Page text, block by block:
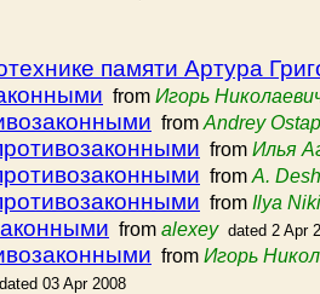
памяти Артура
from Игорь
from Andrey
from Илья
from A.
from Ilya
from alexey dated 2 Apr
from Игорь
dated 03 Apr 2008